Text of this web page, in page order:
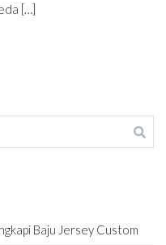
[…]
Baju Jersey Custom